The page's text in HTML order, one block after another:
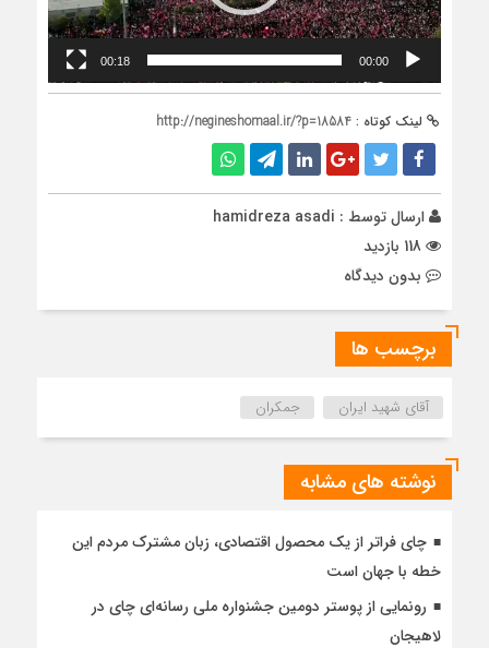
00:00
00:18
لینک کوتاه : http://negineshomaal.ir/?p=18584
ارسال توسط : hamidreza asadi
بدون دیدگاه
برچسب ها
آقای شهید ایران جمکران
نوشته های مشابه
چای فراتر از یک محصول اقتصادی، زبان مشترک مردم این
خطه با جهان است
رونمایی از پوستر دومین جشنواره ملی رسانه‌ای چای در
لاهیجان